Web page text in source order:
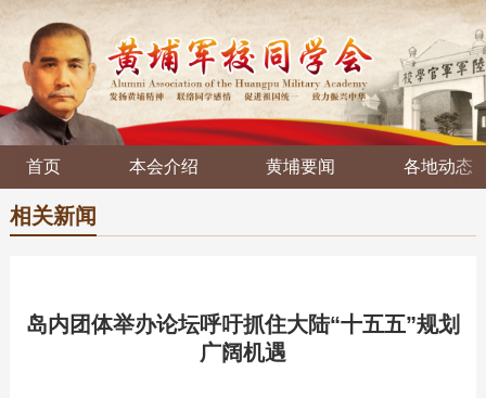
首页 本会介绍 黄埔要闻 各地动态
相关新闻
岛内团体举办论坛呼吁抓住大陆“十五五”规划
广阔机遇